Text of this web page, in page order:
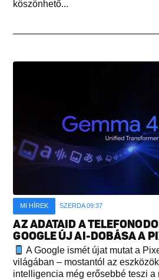
köszönhető...
MI HÍREK SZERDA 09:37
AZ ADATAID A
GOOGLE ÚJ AI-DOBÁSA A
A Google ismét újat mutat a
világában – mostantól az
intelligencia még erősebbé teszi a